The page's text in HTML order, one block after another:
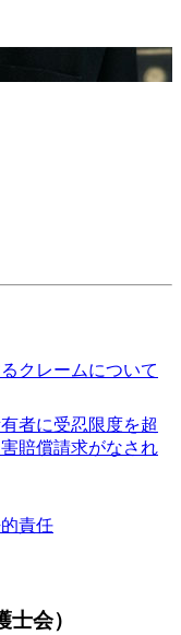
クレームについて
者に受忍限度を超
賠償請求がなされ
責任
士会）